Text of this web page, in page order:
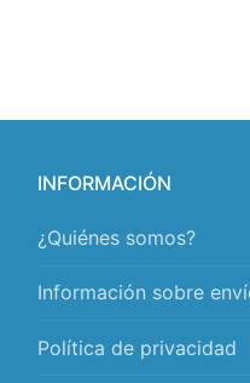
INFORMACIÓN
¿Quiénes somos?
Información sobre
Política de privacidad